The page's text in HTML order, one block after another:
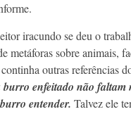
iracundo se deu o
metáforas sobre animais,
outras referências
burro enfeitado não faltam
entender. Talvez ele